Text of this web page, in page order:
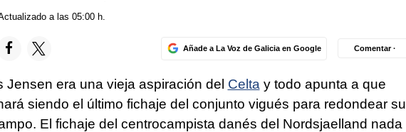
a las 05:00 h.
Añade a La Voz de Galicia en Google Comentar ·
Jensen era una vieja aspiración del Celta y todo apunta a que
siendo el último fichaje del conjunto vigués para redondear su
El fichaje del centrocampista danés del Nordsjaelland nada